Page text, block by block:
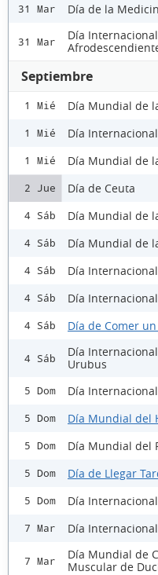
31 Mar Día de la
31 Mar
Día
Septiembre
1 Mié Día Mundial de
1 Mié Día
1 Mié Día Mundial de
2 Jue Día de Ceuta
4 Sáb Día Mundial de
4 Sáb Día Mundial de
4 Sáb Día
4 Sáb Día
4 Sáb Día de Comer
4 Sáb
Día
Urubus
5 Dom Día
5 Dom Día Mundial del
5 Dom Día Mundial del
5 Dom Día de Llegar
5 Dom Día
7 Mar Día
7 Mar
Día Mundial de
Muscular de